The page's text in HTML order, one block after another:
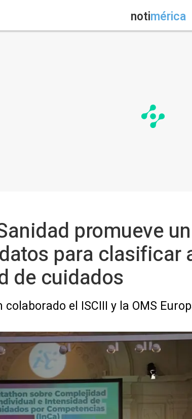
notimérica
promueve
para clasificar
de cuidados
el ISCIII y la OMS